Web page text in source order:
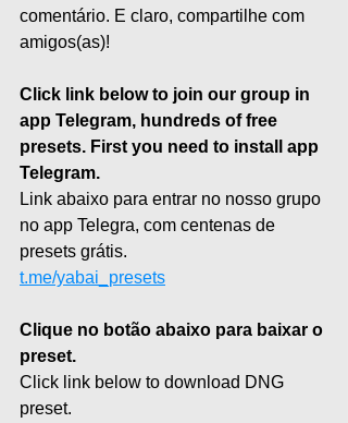
comentário. E claro, compartilhe com
amigos(as)!
Click link below to join our group in
app Telegram, hundreds of free
presets. First you need to install app
Telegram.
Link abaixo para entrar no nosso grupo
no app Telegra, com centenas de
presets grátis.
t.me/yabai_presets
Clique no botão abaixo para baixar o
preset.
Click link below to download DNG
preset.